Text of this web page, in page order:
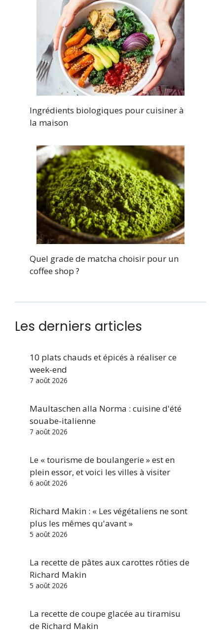
Ingrédients biologiques pour cuisiner à
la maison
Quel grade de matcha choisir pour un
coffee shop ?
Les derniers articles
10 plats chauds et épicés à réaliser ce
week-end
7 août 2026
Maultaschen alla Norma : cuisine d'été
souabe-italienne
7 août 2026
Le « tourisme de boulangerie » est en
plein essor, et voici les villes à visiter
6 août 2026
Richard Makin : « Les végétaliens ne sont
plus les mêmes qu'avant »
5 août 2026
La recette de pâtes aux carottes rôties de
Richard Makin
5 août 2026
La recette de coupe glacée au tiramisu
de Richard Makin